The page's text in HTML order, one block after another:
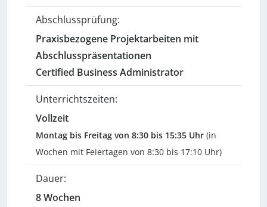
Abschlussprüfung:
Praxisbezogene Projektarbeiten mit
Abschlusspräsentationen
Certified Business Administrator
Unterrichtszeiten:
Vollzeit
Montag bis Freitag von 8:30 bis 15:35 Uhr (in
Wochen mit Feiertagen von 8:30 bis 17:10 Uhr)
Dauer:
8 Wochen